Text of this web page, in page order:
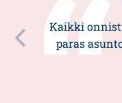
Kaikki
paras